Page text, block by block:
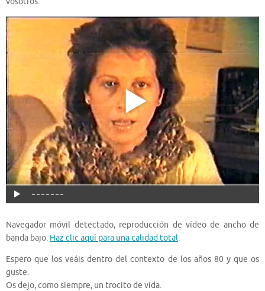
Navegador móvil detectado, reproducción de vídeo de ancho de
banda bajo. Haz clic aquí para una calidad total.
Espero que los veáis dentro del contexto de los años 80 y que os
guste.
Os dejo, como siempre, un trocito de vida.